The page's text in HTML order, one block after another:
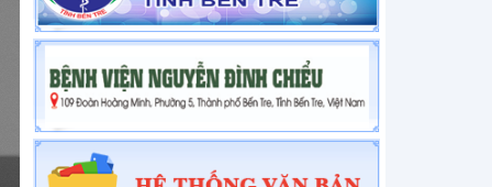
THÔNG BÁO Về việc chào giá phế liệu
THÔNG BÁO Về việc mời chào giá thiết bị điện
THÔNG BÁO Về việc mời chào giá thiết bị điện
Thông báo về việc mời chào giá thiết bị nước
Thông báo về việc việc mời báo giá thiết bị y tế và
vật tư xét nghiệm sử dụng trong hoạt động...